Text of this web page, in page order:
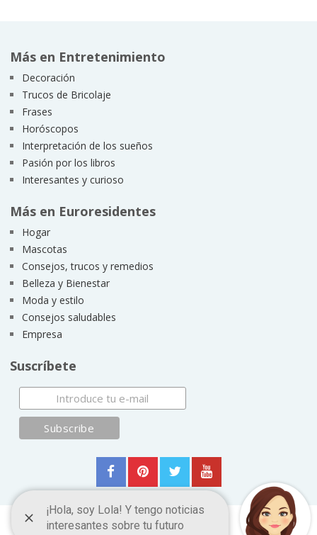
Más en Entretenimiento
Decoración
Trucos de Bricolaje
Frases
Horóscopos
Interpretación de los sueños
Pasión por los libros
Interesantes y curioso
Más en Euroresidentes
Hogar
Mascotas
Consejos, trucos y remedios
Belleza y Bienestar
Moda y estilo
Consejos saludables
Empresa
Suscríbete